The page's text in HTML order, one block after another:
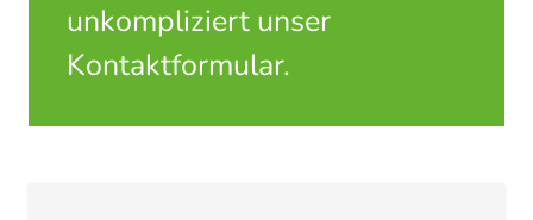
unkompliziert unser
Kontaktformular.